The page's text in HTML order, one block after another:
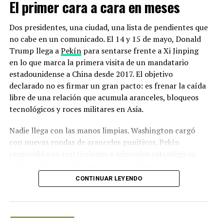
sus vidas.
Monos gibones
Aproximadamente el 25% de las especies de primates
son monógamas. De ese porcentaje, los gibones se
las copas de los árboles, macho y hembra son del mismo
tamaño y en general, suelen compartir la mayoría de las
El primer cara a cara en meses
Dos presidentes, una ciudad, una lista de pendientes que
no cabe en un comunicado. El 14 y 15 de mayo, Donald
Trump llega aPekínpara sentarse frente a Xi Jinping
en lo que marca la primera visita de un mandatario
estadounidense a China desde 2017. El objetivo
declarado no es firmar un gran pacto: es frenar la caída
libre de una relación que acumula aranceles, bloqueos
tecnológicos y roces militares en Asia.
Nadie llega con las manos limpias. Washington cargó
con nuevas rondas de aranceles punitivos. Pekín
equipos diplomáticos exhaustos y sin garantías de
CONTINUAR LEYENDO